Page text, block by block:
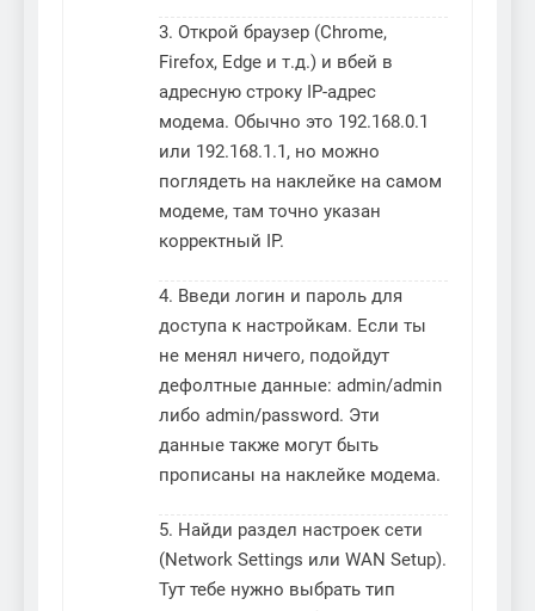
3. Открой браузер (Chrome,
Firefox, Edge и т.д.) и вбей в
адресную строку IP-адрес
модема. Обычно это 192.168.0.1
или 192.168.1.1, но можно
поглядеть на наклейке на самом
модеме, там точно указан
корректный IP.
4. Введи логин и пароль для
доступа к настройкам. Если ты
не менял ничего, подойдут
дефолтные данные: admin/admin
либо admin/password. Эти
данные также могут быть
прописаны на наклейке модема.
5. Найди раздел настроек сети
(Network Settings или WAN Setup).
Тут тебе нужно выбрать тип